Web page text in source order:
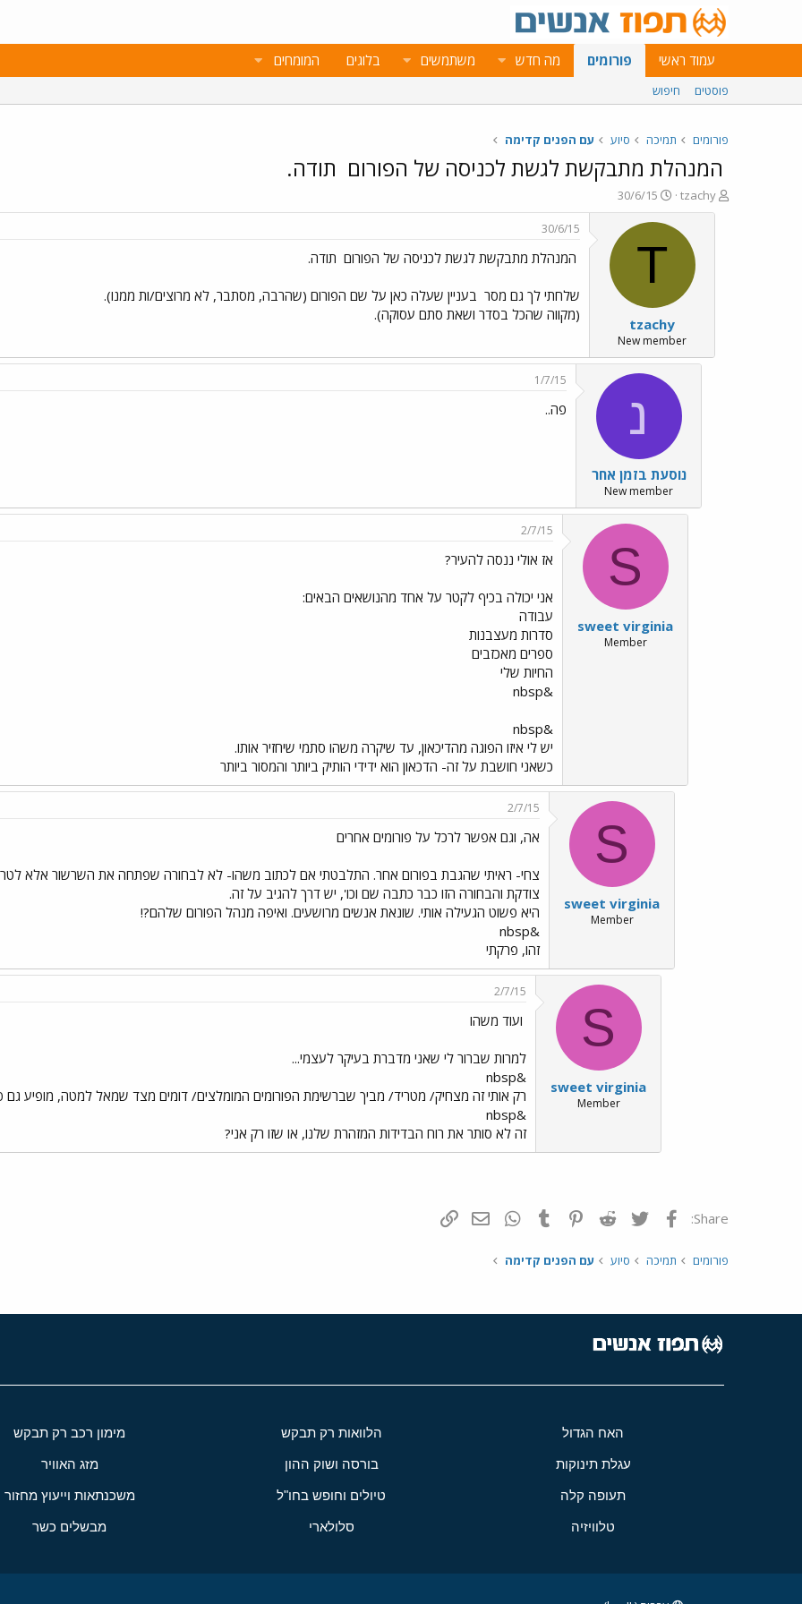
עמוד ראשי פורומים מה חדש משתמשים בלוגים המומחים
פוסטים חיפוש
פורומים תמיכה סיוע עם הפנים קדימה
המנהלת מתבקשת לגשת לכניסה של הפורום תודה.
פ
ו
tzachy
פ
ו
ר
א
ר
י
ך
30/6/15
T
tzachy
New member
30/6/15
המנהלת מתבקשת לגשת לכניסה של הפורום תודה.
שלחתי לך גם מסר בעניין שעלה כאן על שם הפורום (שהרבה, מסתבר, לא מרוצים/ות ממנו).
(מקווה שהכל בסדר ושאת סתם עסוקה).
נ
נוסעת בזמן אחר
New member
1/7/15
פה..
S
sweet virginia
Member
2/7/15
אז אולי ננסה להעיר?
אני יכולה בכיף לקטר על אחד מהנושאים הבאים:
עבודה
סדרות מעצבנות
ספרים מאכזבים
החיות שלי
&nbsp
&nbsp
יש לי איזו הפוגה מהדיכאון, עד שיקרה משהו סתמי שיחזיר אותו.
כשאני חושבת על זה- הדכאון הוא ידידי הותיק ביותר והמסור ביותר
S
sweet virginia
Member
2/7/15
אה, וגם אפשר לרכל על פורומים אחרים
צחי- ראיתי שהגבת בפורום אחר. התלבטתי אם לכתוב משהו- לא לבחורה שפתחה את השרשור אלא
צודקת והבחורה הזו כבר כתבה שם וכו', יש דרך להגיב על זה.
היא פשוט הגעילה אותי. שונאת אנשים מרושעים. ואיפה מנהל הפורום שלהם?!
&nbsp
זהו, פרקתי
S
sweet virginia
Member
2/7/15
ועוד משהו
למרות שברור לי שאני מדברת בעיקר לעצמי...
&nbsp
רק אותי זה מצחיק/ מטריד/ מביך שברשימת הפורומים המומלצים/ דומים מצד שמאל למטה, מופיע גם
&nbsp
זה לא סותר את רוח הבדידות המזהרת שלנו, או שזו רק אני?
Share: פייסבוק Twitter
Reddit
Pinterest
Tumblr
WhatsAppדואר אלקטרוני
פורומים תמיכה סיוע עם הפנים קדימה
האח הגדול הלוואות רק תבקש מימון רכב רק תבקש
עגלת תינוקות בורסה ושוק ההון מזג האוויר
תעופה קלה טיולים וחופש בחו"ל משכנתאות וייעוץ מחזור
טלוויזיה סלולארי מבשלים כשר